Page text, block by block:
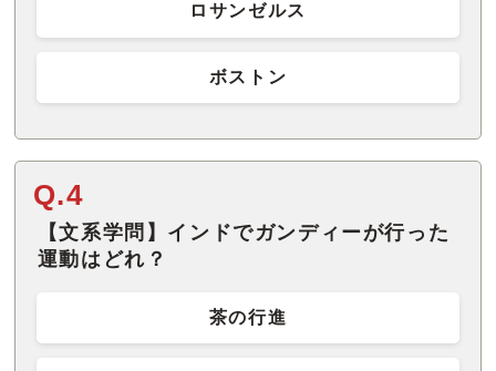
ロサンゼルス
ボストン
Q.4
【文系学問】インドでガンディーが行った
運動はどれ？
茶の行進